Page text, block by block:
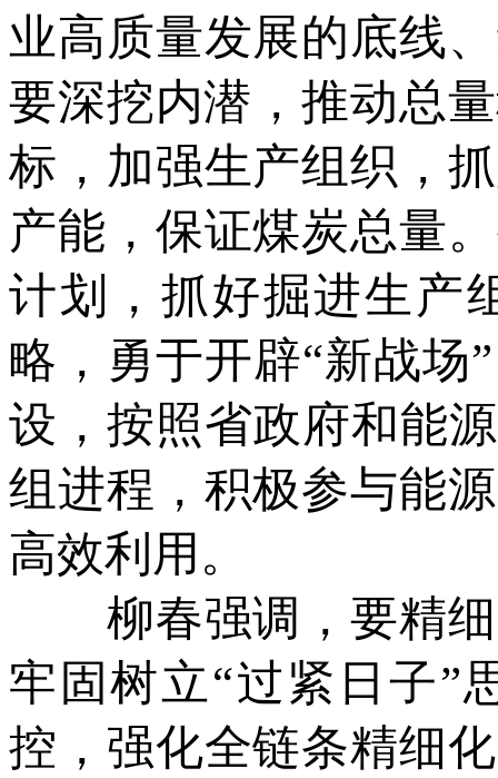
业高质量发展的底线
要深挖内潜，推动总
标，加强生产组织，
产能，保证煤炭总量
计划，抓好掘进生产
略，勇于开辟“新战场
设，按照省政府和能
组进程，积极参与能
高效利用。
柳春强调，要精细
牢固树立“过紧日子”
控，强化全链条精细